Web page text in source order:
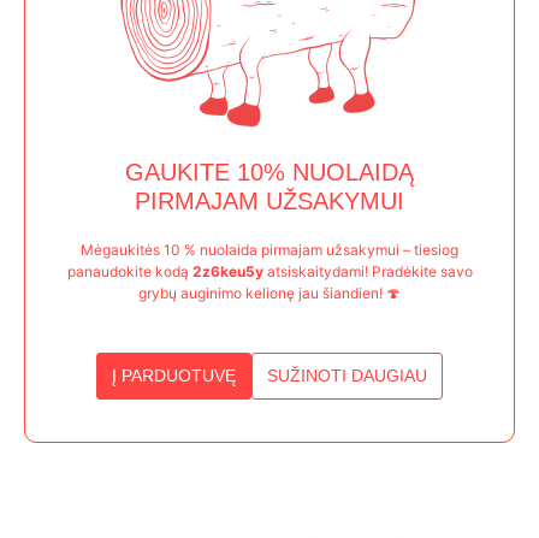
GAUKITE 10% NUOLAIDĄ
PIRMAJAM UŽSAKYMUI
Mėgaukitės 10 % nuolaida pirmajam užsakymui – tiesiog
panaudokite kodą 2z6keu5yatsiskaitydami! Pradėkite savo
grybų auginimo kelionę jau šiandien! 🍄
Į PARDUOTUVĘ SUŽINOTI DAUGIAU